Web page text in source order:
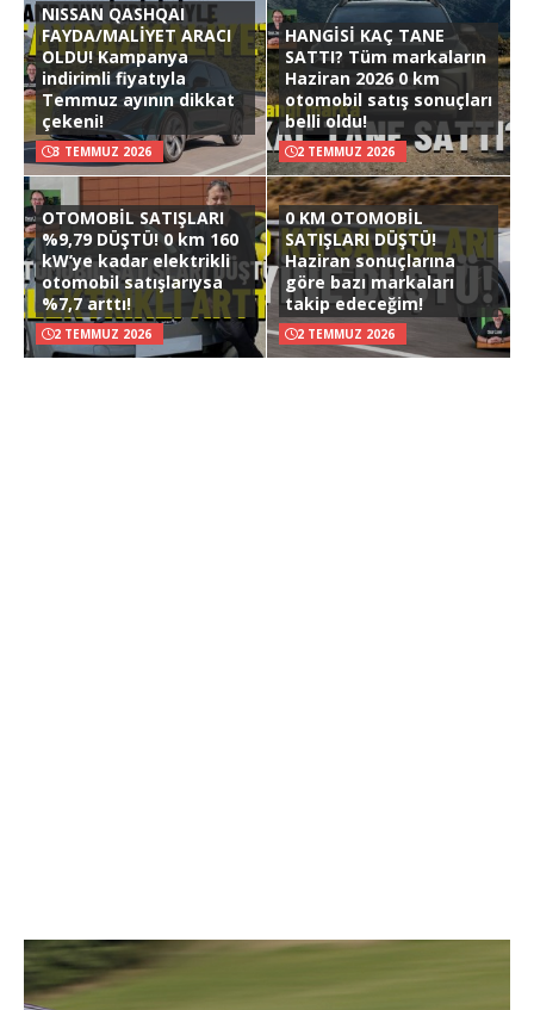
NISSAN QASHQAI
FAYDA/MALİYET ARACI
OLDU! Kampanya
indirimli fiyatıyla
Temmuz ayının dikkat
çekeni!
3 TEMMUZ 2026
HANGİSİ KAÇ TANE
SATTI? Tüm markaların
Haziran 2026 0 km
otomobil satış sonuçları
belli oldu!
2 TEMMUZ 2026
OTOMOBİL SATIŞLARI
%9,79 DÜŞTÜ! 0 km 160
kW’ye kadar elektrikli
otomobil satışlarıysa
%7,7 arttı!
2 TEMMUZ 2026
0 KM OTOMOBİL
SATIŞLARI DÜŞTÜ!
Haziran sonuçlarına
göre bazı markaları
takip edeceğim!
2 TEMMUZ 2026